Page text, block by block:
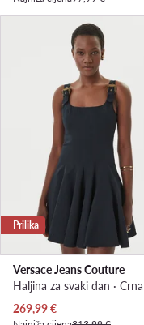
Prilika
Versace Jeans Couture
Trenutna cijena
269,99€